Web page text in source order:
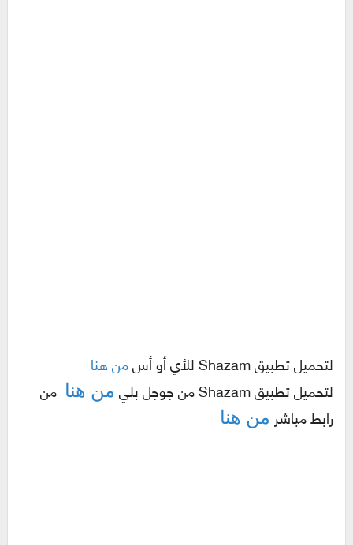
لتحميل تطبيقShazam للأي أو أس
من هنا
لتحميل تطبيقShazamمن جوجل بلي من هنا من
رابط مباشر من هنا